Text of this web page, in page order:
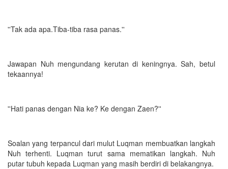
''Tak ada apa.Tiba-tiba rasa panas.''
Jawapan Nuh mengundang kerutan di keningnya. Sah, betul
tekaannya!
''Hati panas dengan Nia ke? Ke dengan Zaen?''
Soalan yang terpancul dari mulut Luqman membuatkan langkah
Nuh terhenti. Luqman turut sama mematikan langkah. Nuh
putar tubuh kepada Luqman yang masih berdiri di belakangnya.